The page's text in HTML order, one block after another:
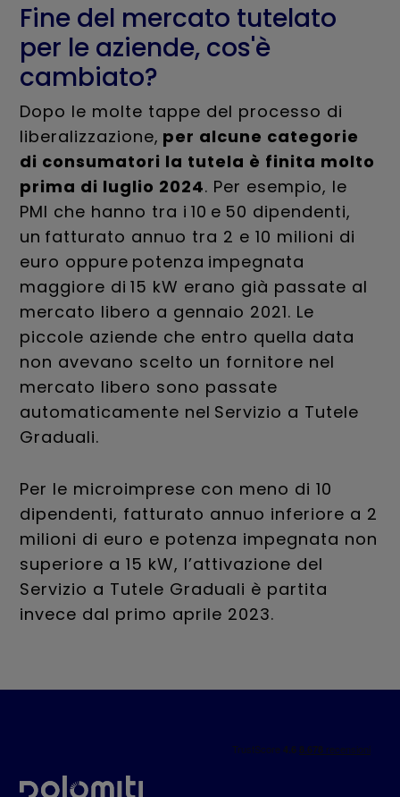
Fine del mercato tutelato
per le aziende, cos'è
cambiato?
Dopo le molte tappe del processo di
liberalizzazione, per alcune categorie
di consumatori la tutela è finita molto
prima di luglio 2024. Per esempio, le
PMI che hanno tra i 10 e 50 dipendenti,
un fatturato annuo tra 2 e 10 milioni di
euro oppure potenza impegnata
maggiore di 15 kW erano già passate al
mercato libero a gennaio 2021. Le
piccole aziende che entro quella data
non avevano scelto un fornitore nel
mercato libero sono passate
automaticamente nel Servizio a Tutele
Graduali.
Per le microimprese con meno di 10
dipendenti, fatturato annuo inferiore a 2
milioni di euro e potenza impegnata non
superiore a 15 kW, l’attivazione del
Servizio a Tutele Graduali è partita
invece dal primo aprile 2023.